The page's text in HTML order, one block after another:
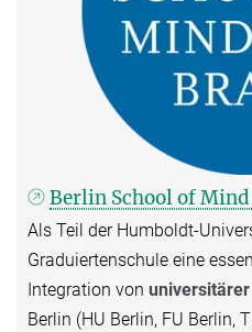
Berlin School of
Als Teil der Humboldt-
Graduiertenschule eine
Integration von
Berlin (HU Berlin, FU Berlin,